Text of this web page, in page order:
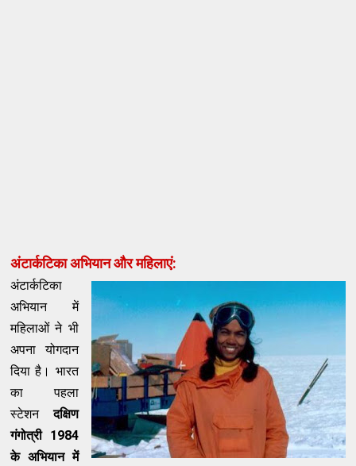
अंटार्कटिका अभियान और महिलाएं:
अंटार्कटिका
अभियान में
महिलाओं ने भी
अपना योगदान
दिया है। भारत
का पहला
स्टेशनदक्षिण
गंगोत्री 1984
के अभियान में